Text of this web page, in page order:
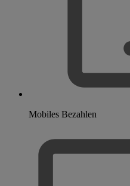
Mobiles Bezahlen